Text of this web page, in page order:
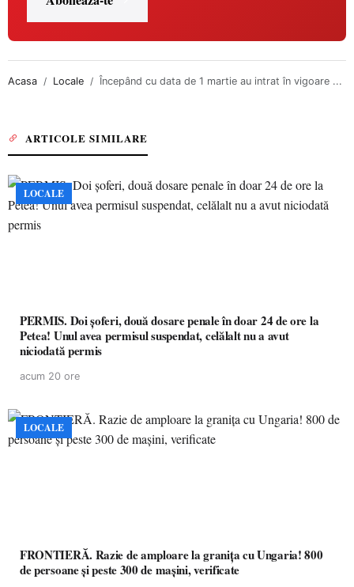
Acasa Locale Începând cu data de 1 martie au intrat în vigoare ...
ARTICOLE SIMILARE
LOCALE
PERMIS. Doi șoferi, două dosare penale în doar 24 de ore la
Petea! Unul avea permisul suspendat, celălalt nu a avut
niciodată permis
acum 20 ore
LOCALE
FRONTIERĂ. Razie de amploare la granița cu Ungaria! 800
de persoane și peste 300 de mașini, verificate